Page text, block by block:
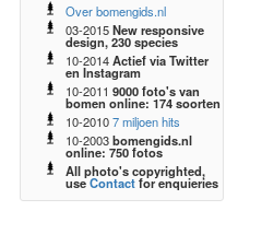
Over bomengids.nl
03-2015New responsive
design, 230 species
10-2014Actief via Twitter
en Instagram
10-2011 9000 foto's van
bomen online: 174 soorten
10-20107 miljoen hits
10-2003bomengids.nl
online: 750 fotos
All photo's copyrighted,
useContactfor enquieries